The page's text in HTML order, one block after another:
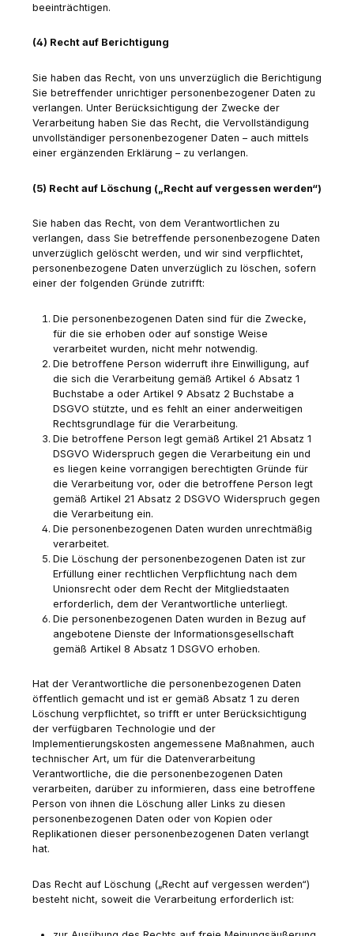
beeinträchtigen.
(4) Recht auf Berichtigung
Sie haben das Recht, von uns unverzüglich die Berichtigung
Sie betreffender unrichtiger personenbezogener Daten zu
verlangen. Unter Berücksichtigung der Zwecke der
Verarbeitung haben Sie das Recht, die Vervollständigung
unvollständiger personenbezogener Daten – auch mittels
einer ergänzenden Erklärung – zu verlangen.
(5) Recht auf Löschung („Recht auf vergessen werden“)
Sie haben das Recht, von dem Verantwortlichen zu
verlangen, dass Sie betreffende personenbezogene Daten
unverzüglich gelöscht werden, und wir sind verpflichtet,
personenbezogene Daten unverzüglich zu löschen, sofern
einer der folgenden Gründe zutrifft:
Die personenbezogenen Daten sind für die Zwecke,
für die sie erhoben oder auf sonstige Weise
verarbeitet wurden, nicht mehr notwendig.
Die betroffene Person widerruft ihre Einwilligung, auf
die sich die Verarbeitung gemäß Artikel 6 Absatz 1
Buchstabe a oder Artikel 9 Absatz 2 Buchstabe a
DSGVO stützte, und es fehlt an einer anderweitigen
Rechtsgrundlage für die Verarbeitung.
Die betroffene Person legt gemäß Artikel 21 Absatz 1
DSGVO Widerspruch gegen die Verarbeitung ein und
es liegen keine vorrangigen berechtigten Gründe für
die Verarbeitung vor, oder die betroffene Person legt
gemäß Artikel 21 Absatz 2 DSGVO Widerspruch gegen
die Verarbeitung ein.
Die personenbezogenen Daten wurden unrechtmäßig
verarbeitet.
Die Löschung der personenbezogenen Daten ist zur
Erfüllung einer rechtlichen Verpflichtung nach dem
Unionsrecht oder dem Recht der Mitgliedstaaten
erforderlich, dem der Verantwortliche unterliegt.
Die personenbezogenen Daten wurden in Bezug auf
angebotene Dienste der Informationsgesellschaft
gemäß Artikel 8 Absatz 1 DSGVO erhoben.
Hat der Verantwortliche die personenbezogenen Daten
öffentlich gemacht und ist er gemäß Absatz 1 zu deren
Löschung verpflichtet, so trifft er unter Berücksichtigung
der verfügbaren Technologie und der
Implementierungskosten angemessene Maßnahmen, auch
technischer Art, um für die Datenverarbeitung
Verantwortliche, die die personenbezogenen Daten
verarbeiten, darüber zu informieren, dass eine betroffene
Person von ihnen die Löschung aller Links zu diesen
personenbezogenen Daten oder von Kopien oder
Replikationen dieser personenbezogenen Daten verlangt
hat.
Das Recht auf Löschung („Recht auf vergessen werden“)
besteht nicht, soweit die Verarbeitung erforderlich ist: